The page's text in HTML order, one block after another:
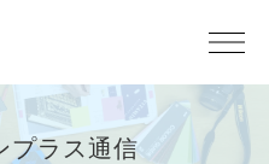
プラス通信